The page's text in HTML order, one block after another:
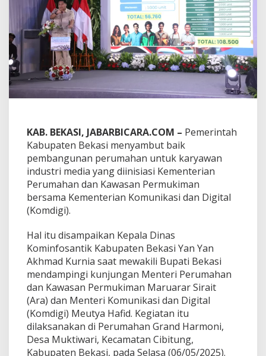
u
t
B
a
i
k
P
e
a
g
u
n
a
n
P
u
m
a
h
a
n
u
n
u
k
K
KAB. BEKASI, JABARBICARA.COM – Pemerintah
Kabupaten Bekasi menyambut baik
pembangunan perumahan untuk karyawan
industri media yang diinisiasi Kementerian
Perumahan dan Kawasan Permukiman
bersama Kementerian Komunikasi dan Digital
(Komdigi).
Hal itu disampaikan Kepala Dinas
Kominfosantik Kabupaten Bekasi Yan Yan
Akhmad Kurnia saat mewakili Bupati Bekasi
mendampingi kunjungan Menteri Perumahan
dan Kawasan Permukiman Maruarar Sirait
(Ara) dan Menteri Komunikasi dan Digital
(Komdigi) Meutya Hafid. Kegiatan itu
dilaksanakan di Perumahan Grand Harmoni,
Desa Muktiwari, Kecamatan Cibitung,
Kabupaten Bekasi, pada Selasa (06/05/2025).